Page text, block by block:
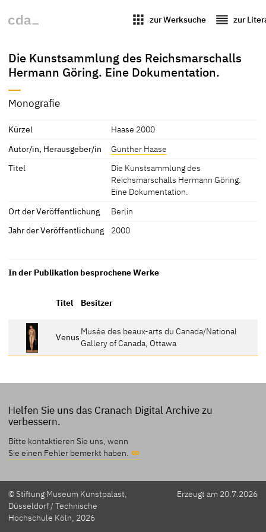
apps zur Werksuche reorder zur
Die Kunstsammlung des Reichsmarschalls
Hermann Göring. Eine Dokumentation.
Monografie
Kürzel
Haase 2000
Autor/in, Herausgeber/in
Gunther Haase
Titel
Die Kunstsammlung des
Reichsmarschalls Hermann Göring.
Eine Dokumentation.
Ort der Veröffentlichung
Berlin
Jahr der Veröffentlichung
2000
In der Publikation besprochene Werke
Titel Besitzer
Venus
Musée des beaux-arts du Canada/National
Gallery of Canada, Ottawa
Helfen Sie uns das Cranach Digital Archive zu
verbessern.
Bitte kontaktieren Sie uns, wenn
Sie einen Fehler bemerkt haben.
© Stiftung Museum Kunstpalast,
Düsseldorf / Technische
Hochschule Köln, 2026
Erzeugt am 20.7.2026